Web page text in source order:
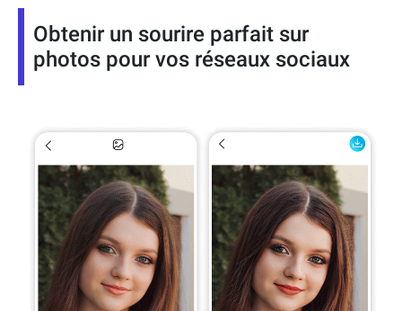
Obtenir un sourire parfait sur
photos pour vos réseaux sociaux